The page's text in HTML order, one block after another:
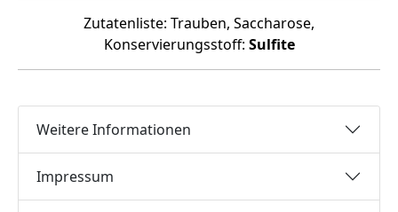
Zutatenliste: Trauben, Saccharose,
Konservierungsstoff: Sulfite
Weitere Informationen
Impressum